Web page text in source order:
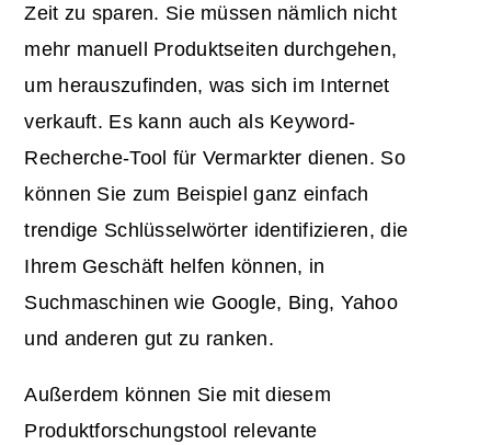
Zeit zu sparen. Sie müssen nämlich nicht
mehr manuell Produktseiten durchgehen,
um herauszufinden, was sich im Internet
verkauft. Es kann auch als Keyword-
Recherche-Tool für Vermarkter dienen. So
können Sie zum Beispiel ganz einfach
trendige Schlüsselwörter identifizieren, die
Ihrem Geschäft helfen können, in
Suchmaschinen wie Google, Bing, Yahoo
und anderen gut zu ranken.
Außerdem können Sie mit diesem
Produktforschungstool relevante